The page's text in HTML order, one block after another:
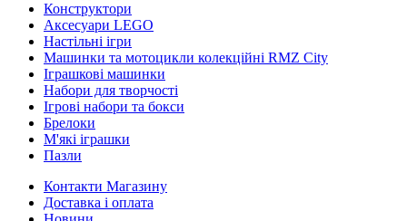
Конструктори
Аксесуари LEGO
Настільні ігри
Машинки та мотоцикли колекційні RMZ City
Іграшкові машинки
Набори для творчості
Ігрові набори та бокси
Брелоки
М'які іграшки
Пазли
Контакти Магазину
Доставка і оплата